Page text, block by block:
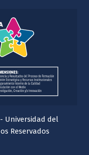
Universidad del
Reservados